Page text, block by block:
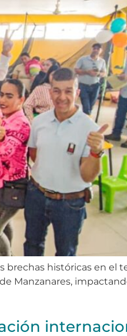
brechas históricas en el
Manzanares,